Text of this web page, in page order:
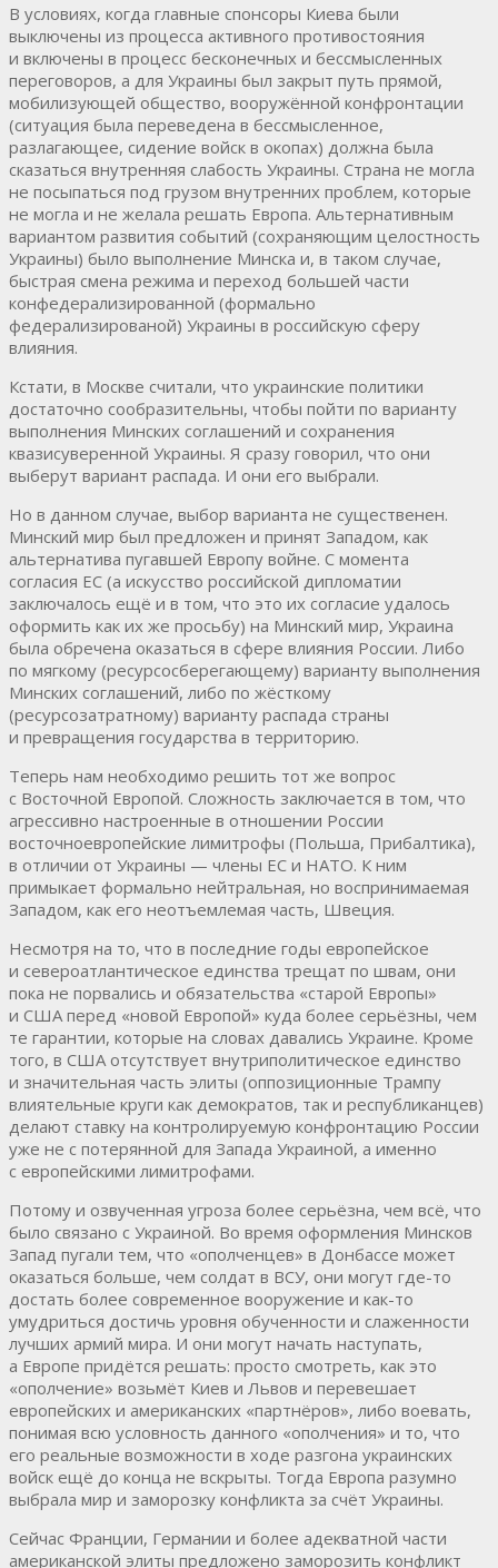
В условиях, когда главные спонсоры Киева были
выключены из процесса активного противостояния
и включены в процесс бесконечных и бессмысленных
переговоров, а для Украины был закрыт путь прямой,
мобилизующей общество, вооружённой конфронтации
(ситуация была переведена в бессмысленное,
разлагающее, сидение войск в окопах) должна была
сказаться внутренняя слабость Украины. Страна не могла
не посыпаться под грузом внутренних проблем, которые
не могла и не желала решать Европа. Альтернативным
вариантом развития событий (сохраняющим целостность
Украины) было выполнение Минска и, в таком случае,
быстрая смена режима и переход большей части
конфедерализированной (формально
федерализированой) Украины в российскую сферу
влияния.
Кстати, в Москве считали, что украинские политики
достаточно сообразительны, чтобы пойти по варианту
выполнения Минских соглашений и сохранения
квазисуверенной Украины. Я сразу говорил, что они
выберут вариант распада. И они его выбрали.
Но в данном случае, выбор варианта не существенен.
Минский мир был предложен и принят Западом, как
альтернатива пугавшей Европу войне. С момента
согласия ЕС (а искусство российской дипломатии
заключалось ещё и в том, что это их согласие удалось
оформить как их же просьбу) на Минский мир, Украина
была обречена оказаться в сфере влияния России. Либо
по мягкому (ресурсосберегающему) варианту выполнения
Минских соглашений, либо по жёсткому
(ресурсозатратному) варианту распада страны
и превращения государства в территорию.
Теперь нам необходимо решить тот же вопрос
с Восточной Европой. Сложность заключается в том, что
агрессивно настроенные в отношении России
восточноевропейские лимитрофы (Польша, Прибалтика),
в отличии от Украины — члены ЕС и НАТО. К ним
примыкает формально нейтральная, но воспринимаемая
Западом, как его неотъемлемая часть, Швеция.
Несмотря на то, что в последние годы европейское
и североатлантическое единства трещат по швам, они
пока не порвались и обязательства «старой Европы»
и США перед «новой Европой» куда более серьёзны, чем
те гарантии, которые на словах давались Украине. Кроме
того, в США отсутствует внутриполитическое единство
и значительная часть элиты (оппозиционные Трампу
влиятельные круги как демократов, так и республиканцев)
делают ставку на контролируемую конфронтацию России
уже не с потерянной для Запада Украиной, а именно
с европейскими лимитрофами.
Потому и озвученная угроза более серьёзна, чем всё, что
было связано с Украиной. Во время оформления Минсков
Запад пугали тем, что «ополченцев» в Донбассе может
оказаться больше, чем солдат в ВСУ, они могут где-то
достать более современное вооружение и как-то
умудриться достичь уровня обученности и слаженности
лучших армий мира. И они могут начать наступать,
а Европе придётся решать: просто смотреть, как это
«ополчение» возьмёт Киев и Львов и перевешает
европейских и американских «партнёров», либо воевать,
понимая всю условность данного «ополчения» и то, что
его реальные возможности в ходе разгона украинских
войск ещё до конца не вскрыты. Тогда Европа разумно
выбрала мир и заморозку конфликта за счёт Украины.
Сейчас Франции, Германии и более адекватной части
американской элиты предложено заморозить конфликт